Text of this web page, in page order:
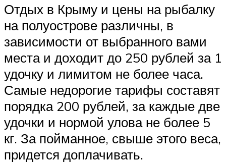
Отдых в Крыму и цены на рыбалку
на полуострове различны, в
зависимости от выбранного вами
места и доходит до 250 рублей за 1
удочку и лимитом не более часа.
Самые недорогие тарифы составят
порядка 200 рублей, за каждые две
удочки и нормой улова не более 5
кг. За пойманное, свыше этого веса,
придется доплачивать.